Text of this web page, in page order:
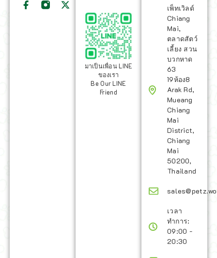
มาเป็นเพื่อน LINE
ของเรา
Be Our LINE
Friend
เพ็ทเวิลด์
Chiang
Mai,
ตลาดสัตว์
เลี้ยง สวน
บวกหาด
63
19ห้อง8
Arak Rd,
Mueang
Chiang
Mai
District,
Chiang
Mai
50200,
Thailand
เวลา
ทำการ:
09:00 -
20:30